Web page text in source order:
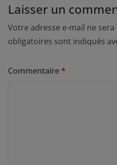
Laisser un
Votre adresse e-mail ne sera
obligatoires sont indiqués
Commentaire*